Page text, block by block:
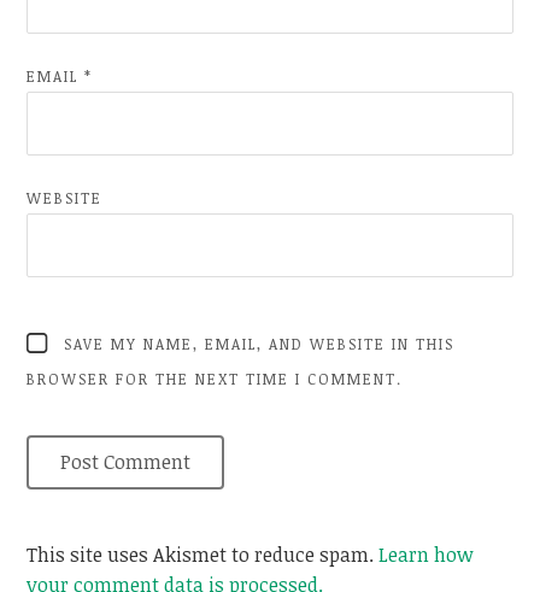
EMAIL*
WEBSITE
SAVE MY NAME, EMAIL, AND WEBSITE IN THIS
BROWSER FOR THE NEXT TIME I COMMENT.
This site uses Akismet to reduce spam.Learn how
your comment data is processed.